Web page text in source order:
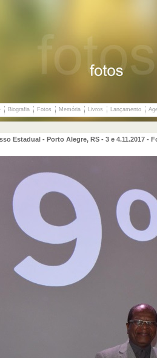
Biografia Fotos Memória Livros Lançamento
Estadual - Porto Alegre, RS - 3 e 4.11.2017 -